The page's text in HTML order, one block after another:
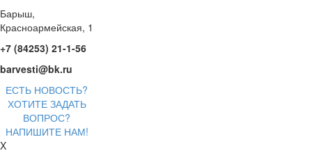
Барыш,
Красноармейская, 1
+7 (84253) 21-1-56
barvesti@bk.ru
ЕСТЬ НОВОСТЬ?
ХОТИТЕ ЗАДАТЬ
ВОПРОС?
НАПИШИТЕ НАМ!
X